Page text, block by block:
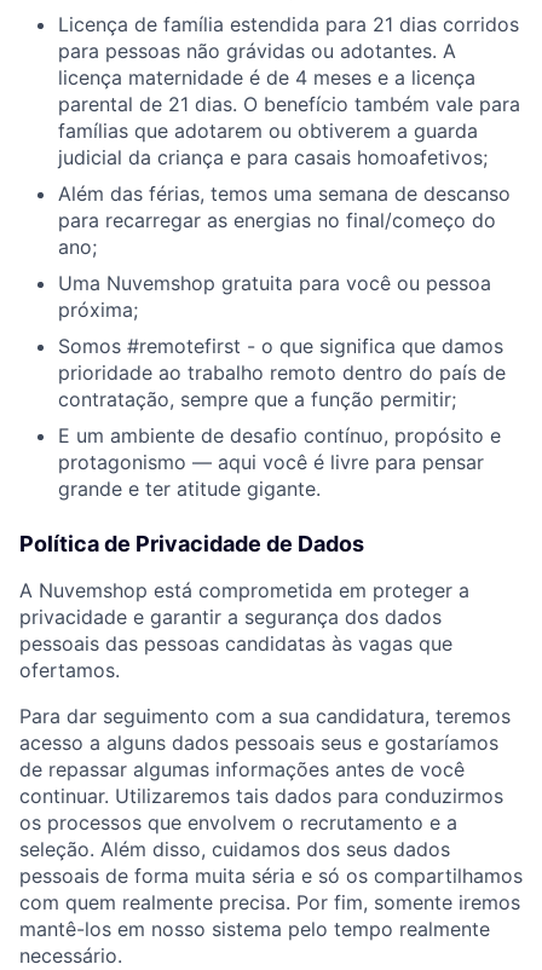
Licença de família estendida para 21 dias corridos
para pessoas não grávidas ou adotantes. A
licença maternidade é de 4 meses e a licença
parental de 21 dias. O benefício também vale para
famílias que adotarem ou obtiverem a guarda
judicial da criança e para casais homoafetivos;
Além das férias, temos uma semana de descanso
para recarregar as energias no final/começo do
ano;
Uma Nuvemshop gratuita para você ou pessoa
próxima;
Somos #remotefirst - o que significa que damos
prioridade ao trabalho remoto dentro do país de
contratação, sempre que a função permitir;
E um ambiente de desafio contínuo, propósito e
protagonismo — aqui você é livre para pensar
grande e ter atitude gigante.
Política de Privacidade de Dados
A Nuvemshop está comprometida em proteger a
privacidade e garantir a segurança dos dados
pessoais das pessoas candidatas às vagas que
ofertamos.
Para dar seguimento com a sua candidatura, teremos
acesso a alguns dados pessoais seus e gostaríamos
de repassar algumas informações antes de você
continuar. Utilizaremos tais dados para conduzirmos
os processos que envolvem o recrutamento e a
seleção. Além disso, cuidamos dos seus dados
pessoais de forma muita séria e só os compartilhamos
com quem realmente precisa. Por fim, somente iremos
mantê-los em nosso sistema pelo tempo realmente
necessário.